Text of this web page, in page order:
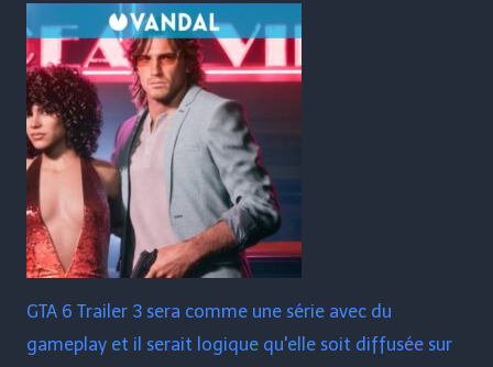
GTA 6 Trailer 3 sera comme une série avec du
gameplay et il serait logique qu'elle soit diffusée sur